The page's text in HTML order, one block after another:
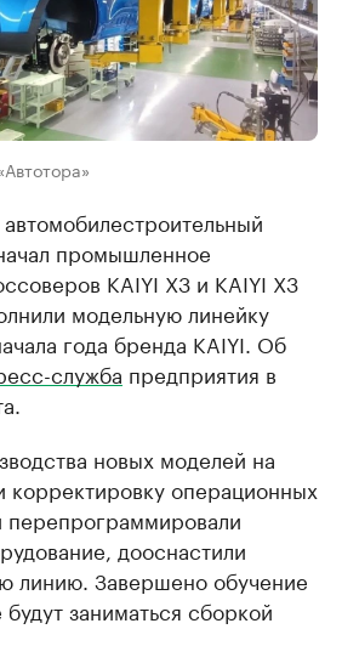
промышленное
KAIYI Х3 и KAIYI X3
модельную линейку
года бренда KAIYI. Об
служба предприятия в
новых моделей на
корректировку операционных
перепрограммировали
дооснастили
линию. Завершено обучение
заниматься сборкой